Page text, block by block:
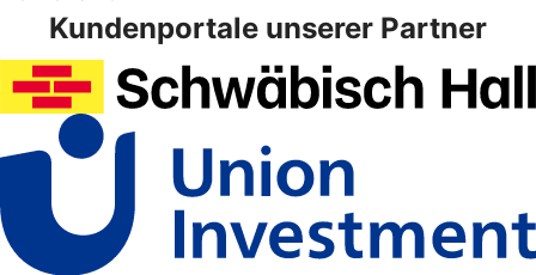
Kundenportale unserer Partner